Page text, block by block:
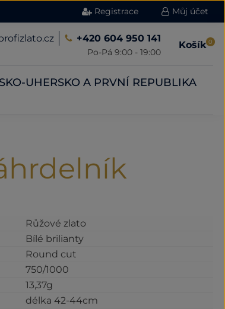
Registrace Můj účet
+420 604 950 141
Po-Pá 9:00 - 19:00
Košík 0
UHERSKO A PRVNÍ REPUBLIKA
Růžové zlato
Bílé brilianty
Round cut
750/1000
13,37g
délka 42-44cm